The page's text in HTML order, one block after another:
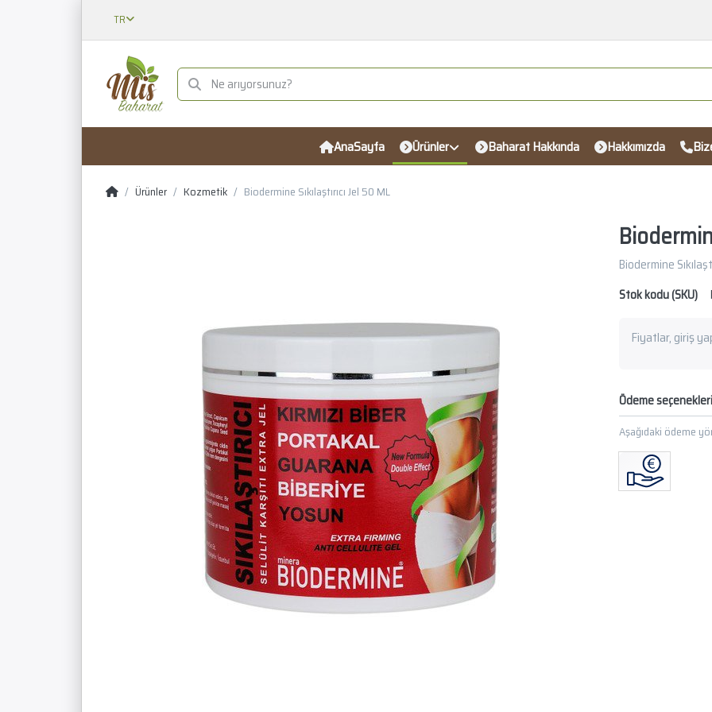
TR
AnaSayfa Ürünler Baharat Hakkında Hakkımızda
Ürünler Kozmetik Biodermine Sıkılaştırıcı Jel 50 ML
Biodermine
Stok kodu (SKU)
Fiyatlar, giriş
Ödeme
Aşağıdaki ödeme